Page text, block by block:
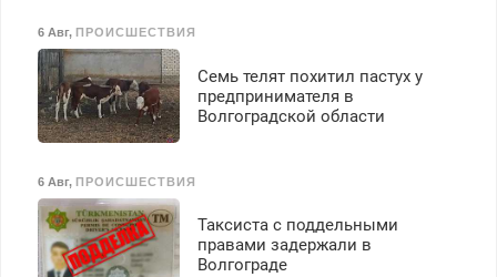
6 Авг, ПРОИСШЕСТВИЯ
Семь телят похитил пастух у
предпринимателя в
Волгоградской области
6 Авг, ПРОИСШЕСТВИЯ
Таксиста с поддельными
правами задержали в
Волгограде